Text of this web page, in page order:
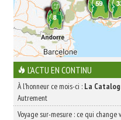
L'ACTU EN CONTINU
À l'honneur ce mois-ci : La
Autrement
Voyage sur-mesure : ce qui change